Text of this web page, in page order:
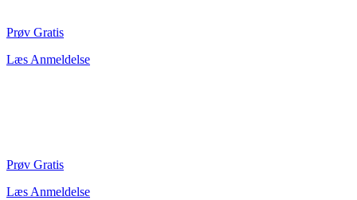
Prøv Gratis
Læs Anmeldelse
Prøv Gratis
Læs Anmeldelse